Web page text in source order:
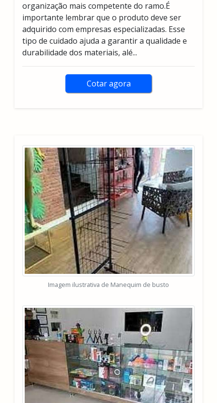
organização mais competente do ramo.É
importante lembrar que o produto deve ser
adquirido com empresas especializadas. Esse
tipo de cuidado ajuda a garantir a qualidade e
durabilidade dos materiais, alé...
Cotar agora
Imagem ilustrativa de Manequim de busto